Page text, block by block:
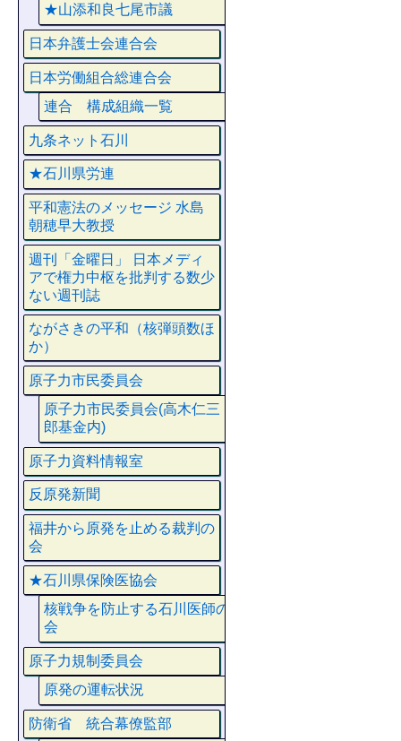
★山添和良七尾市議
日本弁護士会連合会
日本労働組合総連合会
連合 構成組織一覧
九条ネット石川
★石川県労連
平和憲法のメッセージ 水島
朝穂早大教授
週刊「金曜日」 日本メディ
アで権力中枢を批判する数少
ない週刊誌
ながさきの平和（核弾頭数ほ
か）
原子力市民委員会
原子力市民委員会(高木仁三
郎基金内)
原子力資料情報室
反原発新聞
福井から原発を止める裁判の
会
★石川県保険医協会
核戦争を防止する石川医師の
会
原子力規制委員会
原発の運転状況
防衛省 統合幕僚監部